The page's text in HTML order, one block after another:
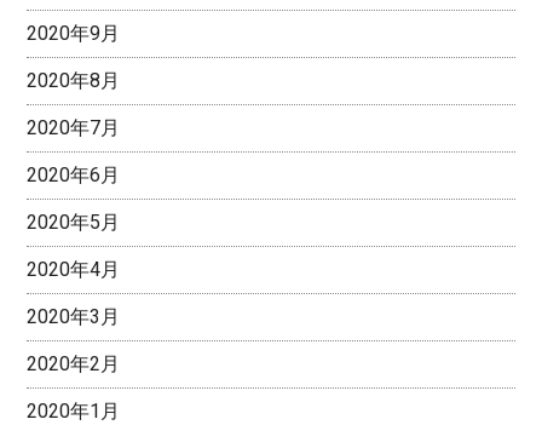
2020年9月
2020年8月
2020年7月
2020年6月
2020年5月
2020年4月
2020年3月
2020年2月
2020年1月